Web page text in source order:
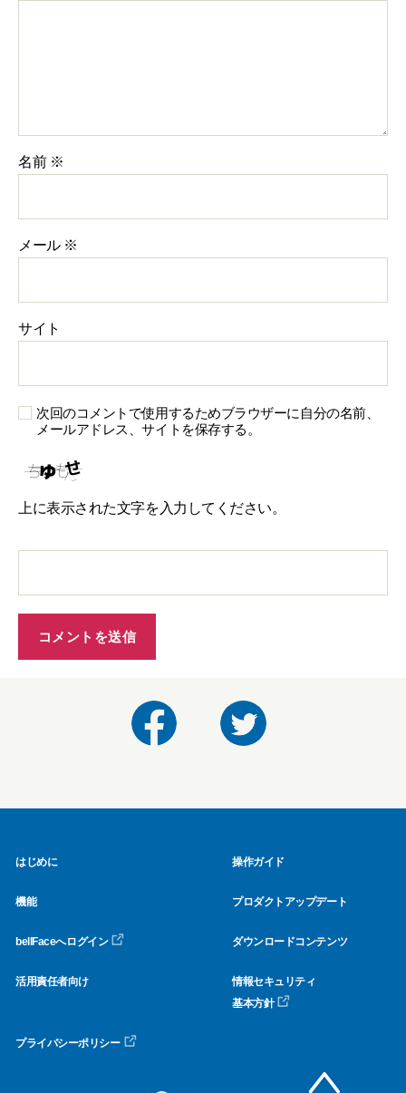
名前 ※
メール ※
サイト
次回のコメントで使用するためブラウザーに自分の名前、
メールアドレス、サイトを保存する。
上に表示された文字を入力してください。
はじめに 操作ガイド
機能 プロダクトアップデート
bellFaceへログイン ダウンロードコンテンツ
活用責任者向け
情報セキュリティ
基本方針
プライバシーポリシー